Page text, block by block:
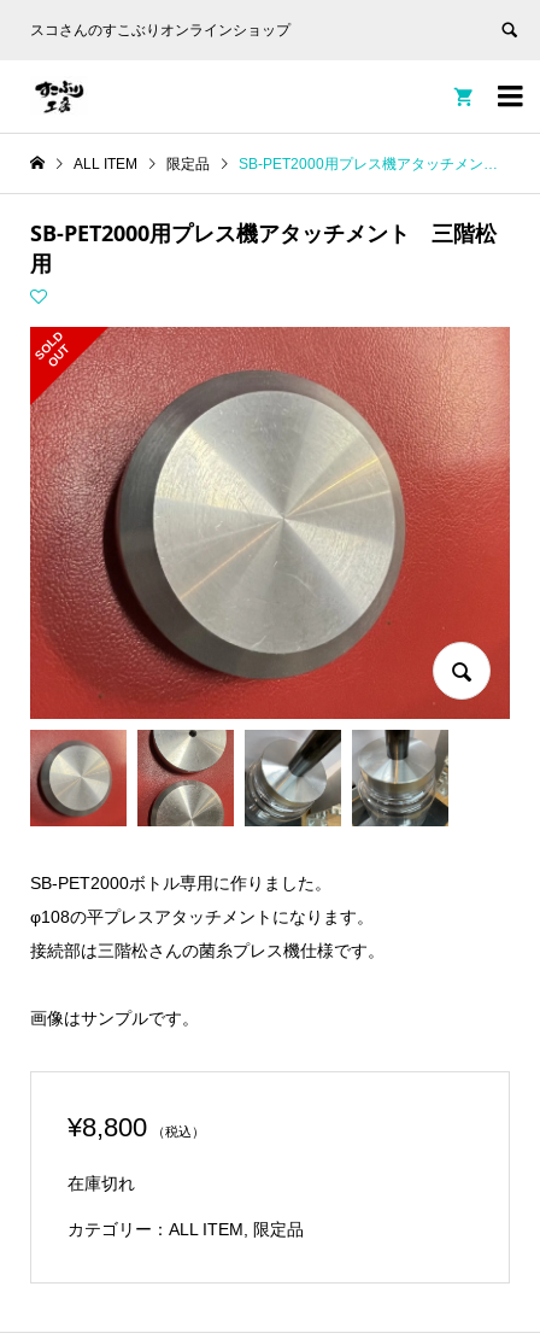
スコさんのすこぶりオンラインショップ


ALL ITEM 限定品 SB-PET2000用プレス機アタッチメント 三階松用
SB-PET2000用プレス機アタッチメント 三階松
用
S
O
L
D
O
U
T
SB-PET2000ボトル専用に作りました。
φ108の平プレスアタッチメントになります。
接続部は三階松さんの菌糸プレス機仕様です。
画像はサンプルです。
¥8,800 （税込）
在庫切れ
カテゴリー： ALL ITEM 限定品